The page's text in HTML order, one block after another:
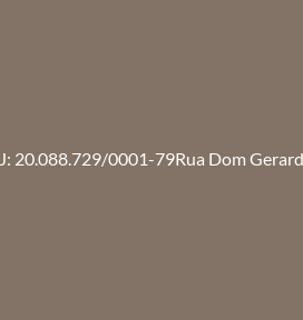
20.088.729/0001-79Rua Dom